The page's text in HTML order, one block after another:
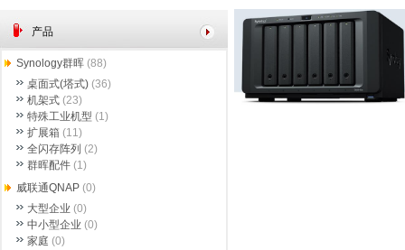
产品
Synology群晖 (88)
桌面式(塔式) (36)
机架式 (23)
特殊工业机型 (1)
扩展箱 (11)
全闪存阵列 (2)
群晖配件 (1)
威联通QNAP (0)
大型企业 (0)
中小型企业 (0)
家庭 (0)